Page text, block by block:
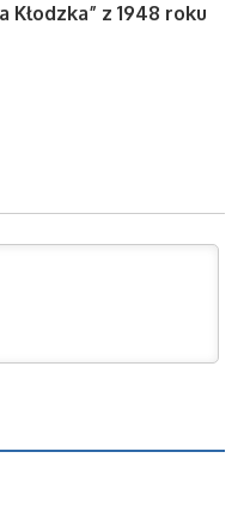
z 1948 roku